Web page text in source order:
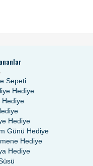
Sepeti
Hediye
Hediye
Hediye
Günü Hediye
Hediye
Hediye